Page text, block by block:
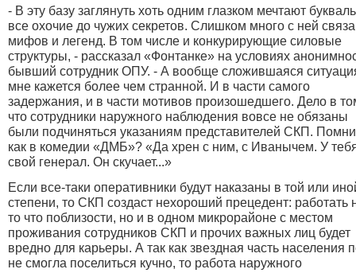
- В эту базу заглянуть хоть одним глазком мечтают
все охочие до чужих секретов. Слишком много с ней
мифов и легенд. В том числе и конкурирующие силовые
структуры, - рассказал «Фонтанке» на условиях
бывший сотрудник ОПУ. - А вообще сложившаяся
мне кажется более чем странной. И в части самого
задержания, и в части мотивов произошедшего. Дело в
что сотрудники наружного наблюдения вовсе не обязаны
были подчиняться указаниям представителей СКП.
как в комедии «ДМБ»? «Да хрен с ним, с Иванычем. У
свой генерал. Он скучает...»
Если все-таки оперативники будут наказаны в той или
степени, то СКП создаст нехороший прецедент: работать
то что поблизости, но и в одном микрорайоне с местом
проживания сотрудников СКП и прочих важных лиц будет
вредно для карьеры. А так как звездная часть населения
не смогла поселиться кучно, то работа наружного